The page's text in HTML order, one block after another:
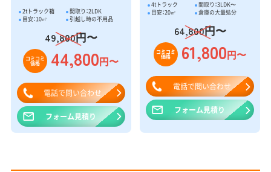
2tトラック箱
間取り：2LDK
目安：10㎥
引越し時の不用品
49,800円〜
コミコミ
価格 44,800円〜
電話で問い合わせ
フォーム見積り
4tトラック
間取り：3LDK〜
目安：20㎥
倉庫の大量処分
64,800円〜
コミコミ
価格 61,800円〜
電話で問い合わせ
フォーム見積り